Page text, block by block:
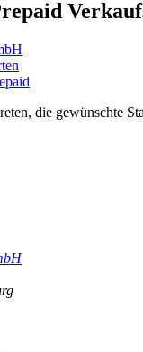
die gewünschte